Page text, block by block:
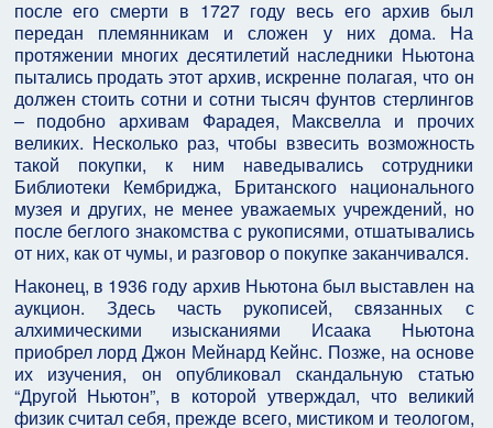
после его смерти в 1727 году весь его архив был
передан племянникам и сложен у них дома. На
протяжении многих десятилетий наследники Ньютона
пытались продать этот архив, искренне полагая, что он
должен стоить сотни и сотни тысяч фунтов стерлингов
– подобно архивам Фарадея, Максвелла и прочих
великих. Несколько раз, чтобы взвесить возможность
такой покупки, к ним наведывались сотрудники
Библиотеки Кембриджа, Британского национального
музея и других, не менее уважаемых учреждений, но
после беглого знакомства с рукописями, отшатывались
от них, как от чумы, и разговор о покупке заканчивался.
Наконец, в 1936 году архив Ньютона был выставлен на
аукцион. Здесь часть рукописей, связанных с
алхимическими изысканиями Исаака Ньютона
приобрел лорд Джон Мейнард Кейнс. Позже, на основе
их изучения, он опубликовал скандальную статью
“Другой Ньютон”, в которой утверждал, что великий
физик считал себя, прежде всего, мистиком и теологом,